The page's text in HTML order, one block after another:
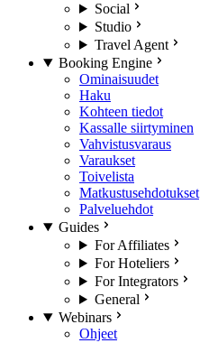
Social
Studio
Travel Agent
Booking Engine
Ominaisuudet
Haku
Kohteen tiedot
Kassalle siirtyminen
Vahvistusvaraus
Varaukset
Toivelista
Matkustusehdotukset
Palveluehdot
Guides
For Affiliates
For Hoteliers
For Integrators
General
Webinars
Ohjeet